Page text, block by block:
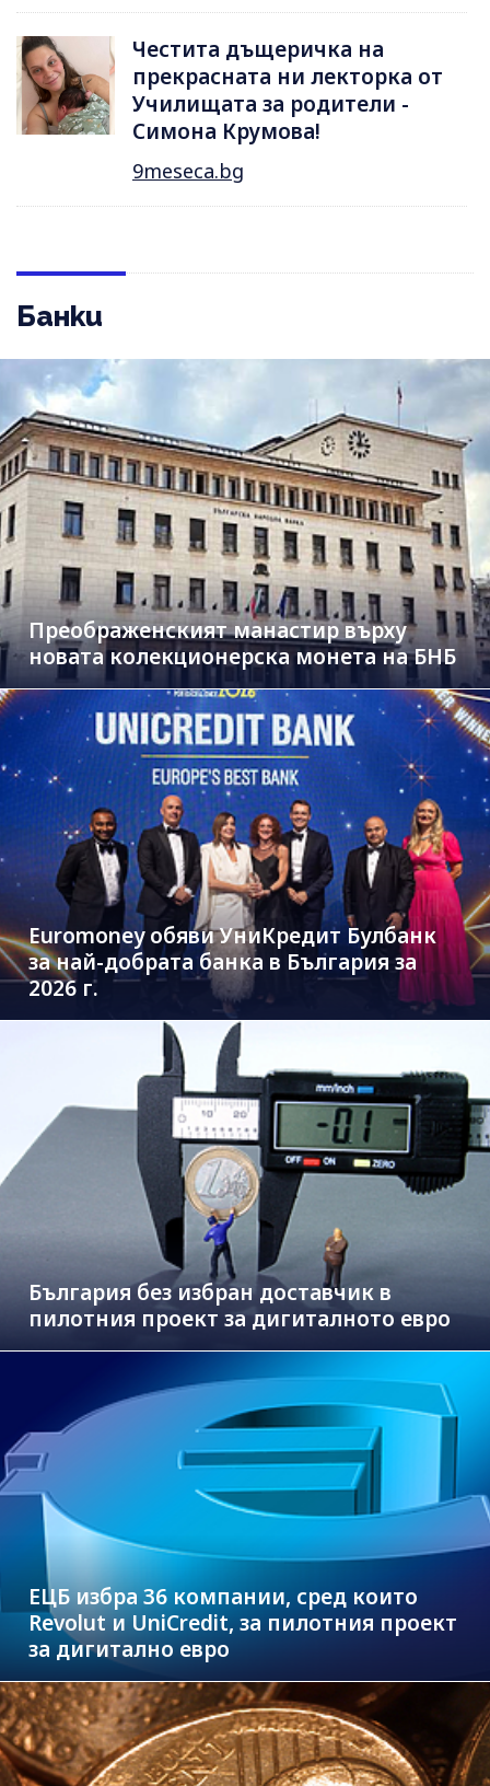
Честита дъщеричка на
прекрасната ни лекторка от
Училищата за родители -
Симона Крумова!
9meseca.bg
Банки
Преображенският манастир върху
новата колекционерска монета на БНБ
Euromoney обяви УниКредит Булбанк
за най-добрата банка в България за
2026 г.
България без избран доставчик в
пилотния проект за дигиталното евро
ЕЦБ избра 36 компании, сред които
Revolut и UniCredit, за пилотния проект
за дигитално евро